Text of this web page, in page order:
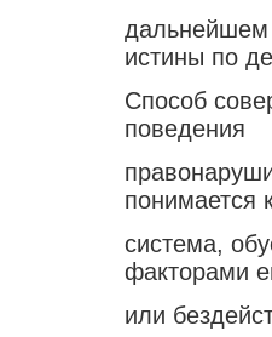
дальнейшем
истины по
Способ
поведения
понимается
система,
факторами
или